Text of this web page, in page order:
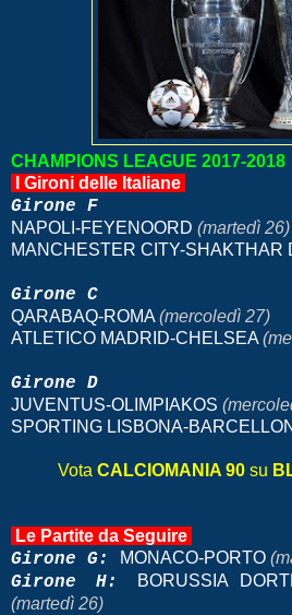
CHAMPIONS LEAGUE 2017-2018
I Gironi delle Italiane
Girone F
NAPOLI-FEYENOORD (martedì 26)
MANCHESTER CITY-SHAKTHAR
Girone C
QARABAQ-ROMA(mercoledì 27)
ATLETICO MADRID-CHELSEA
Girone D
JUVENTUS-OLIMPIAKOS
SPORTING LISBONA-
Vota CALCIOMANIA 90 su
Le Partite da Seguire
Girone G: MONACO-PORTO
Girone H:
BORUSSIA
(martedì 26)